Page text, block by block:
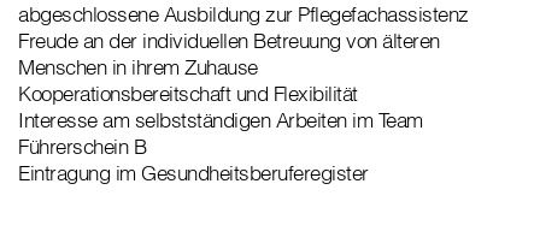
abgeschlossene Ausbildung zur Pflegefachassistenz
Freude an der individuellen Betreuung von älteren
Menschen in ihrem Zuhause
Kooperationsbereitschaft und Flexibilität
Interesse am selbstständigen Arbeiten im Team
Führerschein B
Eintragung im Gesundheitsberuferegister